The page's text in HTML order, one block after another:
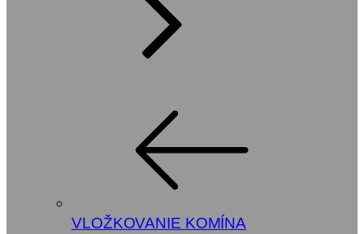
VLOŽKOVANIE KOMÍNA